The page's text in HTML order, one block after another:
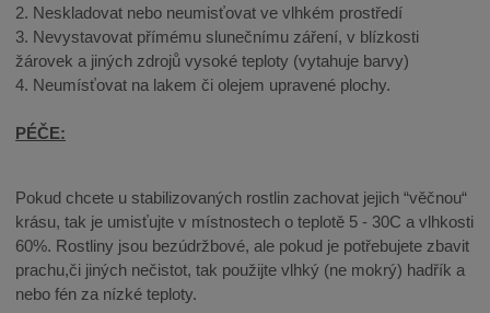
2. Neskladovat nebo neumisťovat ve vlhkém prostředí
3. Nevystavovat přímému slunečnímu záření, v blízkosti
žárovek a jiných zdrojů vysoké teploty (vytahuje barvy)
4. Neumísťovat na lakem či olejem upravené plochy.
PÉČE:
Pokud chcete u stabilizovaných rostlin zachovat jejich “věčnou“
krásu, tak je umisťujte v místnostech o teplotě 5 - 30C a vlhkosti
60%. Rostliny jsou bezúdržbové, ale pokud je potřebujete zbavit
prachu,či jiných nečistot, tak použijte vlhký (ne mokrý) hadřík a
nebo fén za nízké teploty.